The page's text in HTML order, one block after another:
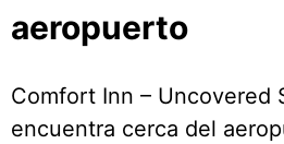
aeropuerto
Comfort Inn – Uncovered
encuentra cerca del